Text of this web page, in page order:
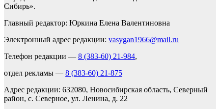
Сибирь».
Главный редактор: Юркина Елена Валентиновна
Электронный адрес редакции: vasygan1966@mail.ru
Телефон редакции — 8 (383-60) 21-984,
отдел рекламы — 8 (383-60) 21-875
Адрес редакции: 632080, Новосибирская область, Северный
район, с. Северное, ул. Ленина, д. 22